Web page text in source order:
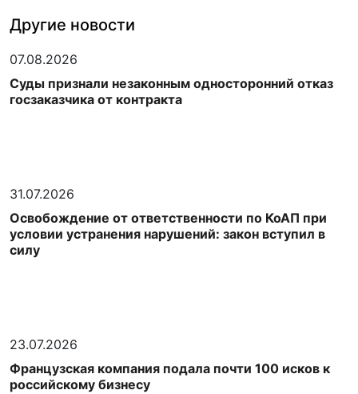
Другие новости
07.08.2026
Суды признали незаконным односторонний отказ
госзаказчика от контракта
31.07.2026
Освобождение от ответственности по КоАП при
условии устранения нарушений: закон вступил в
силу
23.07.2026
Французская компания подала почти 100 исков к
российскому бизнесу